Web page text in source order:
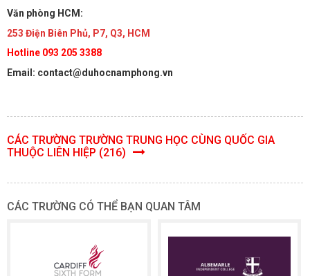
Văn phòng HCM:
253 Điện Biên Phủ, P7, Q3, HCM
Hotline 093 205 3388
Email: contact@duhocnamphong.vn
CÁC TRƯỜNG TRƯỜNG TRUNG HỌC CÙNG QUỐC GIA
THUỘC LIÊN HIỆP (216)
CÁC TRƯỜNG CÓ THỂ BẠN QUAN TÂM